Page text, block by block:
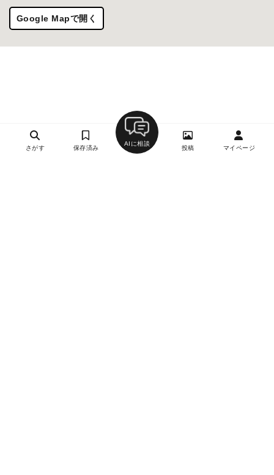
Google Mapで開く
さがす 保存済み
AIに相談
投稿 マイページ